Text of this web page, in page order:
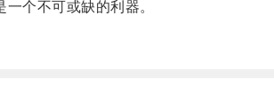
个不可或缺的利器。